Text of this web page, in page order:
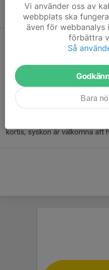
Hammarhallen
Vad är
På Hjältegympan bygger vi en
flera utmaningar under
pricksäkerheten.
kortis, syskon är välkomna att
Vi använder oss av
webbplats ska
även för
förbättra
Så
Bara